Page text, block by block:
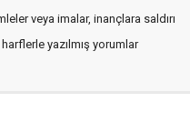
veya imalar, inançlara saldırı
yazılmış yorumlar